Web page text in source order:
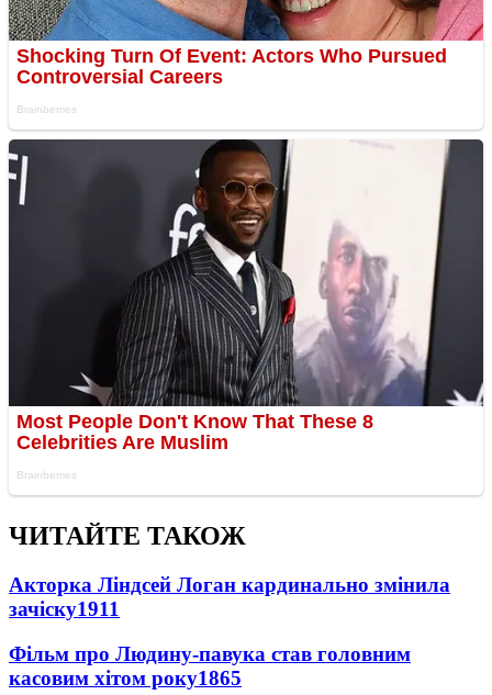
ЧИТАЙТЕ ТАКОЖ
Акторка Ліндсей Логан кардинально змінила
зачіску1911
Фільм про Людину-павука став головним
касовим хітом року1865